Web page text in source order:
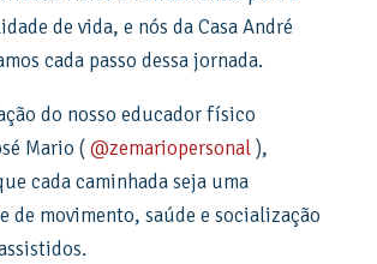
de vida, e nós da Casa André
cada passo dessa jornada.
do nosso educador físico
Mario (@zemariopersonal),
cada caminhada seja uma
de movimento, saúde e socialização